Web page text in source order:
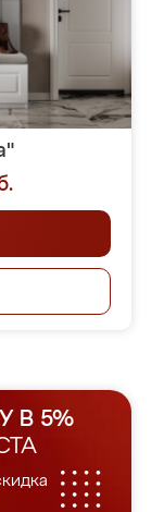
В 5%